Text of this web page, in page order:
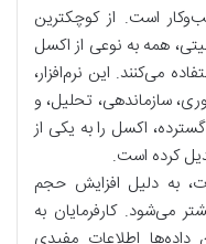
است. از کوچکترین
همه به نوعی از اکسل
می‌کنند. این نرم‌افزار،
سازماندهی، تحلیل، و
اکسل را به یکی از
کرده است.
به دلیل افزایش حجم
می‌شود. کارفرمایان به